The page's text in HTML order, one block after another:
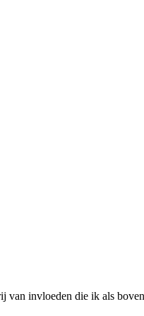
van invloeden die ik als